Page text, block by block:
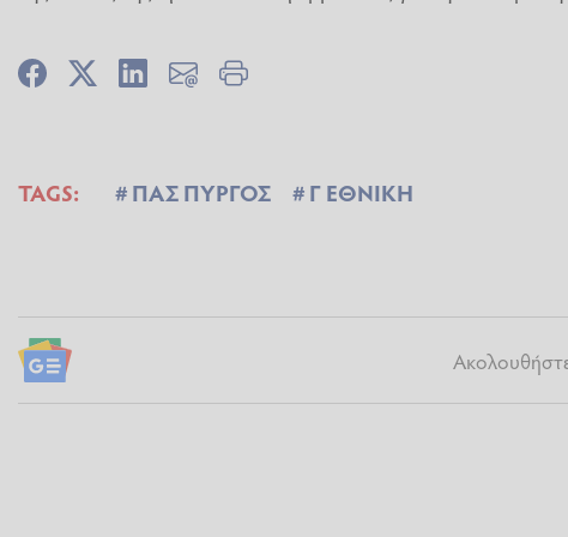
TAGS: ΠΑΣ ΠΥΡΓΟΣ Γ ΕΘΝΙΚΗ